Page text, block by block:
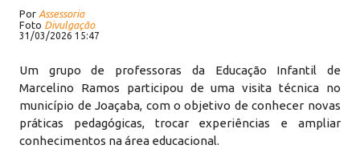
Por Assessoria
Foto Divulgação
31/03/2026 15:47
Um grupo de professoras da Educação Infantil de
Marcelino Ramos participou de uma visita técnica no
município de Joaçaba, com o objetivo de conhecer novas
práticas pedagógicas, trocar experiências e ampliar
conhecimentos na área educacional.